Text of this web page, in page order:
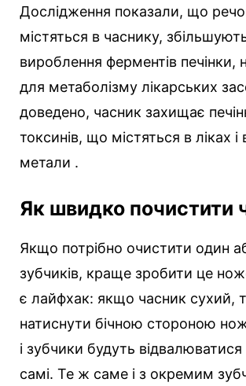
Дослідження показали, що
містяться в часнику,
вироблення ферментів печінки,
для метаболізму лікарських
доведено, часник захищає
токсинів, що містяться в ліках і
метали .
Як швидко почистити
Якщо потрібно очистити один
зубчиків, краще зробити це
є лайфхак: якщо часник сухий,
натиснути бічною стороною
і зубчики будуть відвалюватися
самі. Те ж саме і з окремим